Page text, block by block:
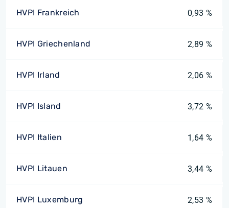
HVPI Frankreich 0,93 %
HVPI Griechenland 2,89 %
HVPI Irland 2,06 %
HVPI Island 3,72 %
HVPI Italien 1,64 %
HVPI Litauen 3,44 %
HVPI Luxemburg 2,53 %